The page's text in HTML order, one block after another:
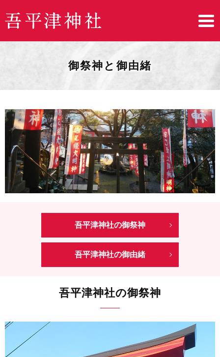
御祭神と御由緒
吾平津神社の御祭神
吾平津神社の御由緒
吾平津神社の御祭神